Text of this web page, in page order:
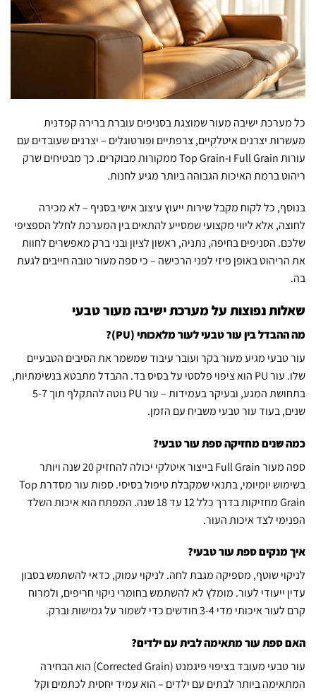
כל מערכת ישיבה מעור שמוצגת בסניפים עוברת ברירה קפדנית
מעשרות יצרנים איטלקיים, צרפתיים ופורטוגלים – יצרנים שעובדים עם
עורות Full Grain ו-Top Grain ממקורות מבוקרים. כך מבטיחים שרק
ריהוט ברמת האיכות הגבוהה ביותר מגיע לחנות.
בנוסף, כל לקוח מקבל שירות ייעוץ עיצוב אישי בסניף – לא מכירה
לחוצה, אלא ליווי מקצועי שמסייע להתאים בין המערכת לחלל הספציפי
שלכם. הסניפים בחיפה, נתניה, ראשון לציון ובני ברק מאפשרים לחוות
את הריהוט באופן פיזי לפני הרכישה – כי ספה מעור טובה חייבים לגעת
בה.
שאלות נפוצות על מערכת ישיבה מעור טבעי
מה ההבדל בין עור טבעי לעור מלאכותי (PU)?
עור טבעי מגיע מעור בקר ועובר עיבוד שמשמר את הסיבים הטבעיים
שלו. עור PU הוא ציפוי פלסטי על בסיס בד. ההבדל מתבטא בנשימתיות,
בתחושת המגע, ובעיקר בעמידות – עור PU נוטה להתקלף תוך 5-7
שנים, בעוד עור טבעי משביח עם הזמן.
כמה שנים מחזיקה ספת עור טבעי?
ספה מעור Full Grain בייצור איטלקי יכולה להחזיק 20 שנה ויותר
בשימוש יומיומי, בתנאי שמקבלת טיפול בסיסי. ספות עור מסדרת Top
Grain מחזיקות בדרך כלל 12 עד 18 שנה. המפתח הוא איכות השלד
הפנימי לצד איכות העור.
איך מנקים ספת עור טבעי?
לניקוי שוטף, מספיקה מגבת לחה. לניקוי עמוק, כדאי להשתמש בסבון
עדין ייעודי לעור. מומלץ לא להשתמש בחומרי ניקוי חריפים, ולמרוח
קרם לעור איכותי מדי 3-4 חודשים כדי לשמור על גמישות וברק.
האם ספת עור מתאימה לבית עם ילדים?
עור טבעי מעובד בציפוי פיגמנט (Corrected Grain) הוא הבחירה
המתאימה ביותר לבתים עם ילדים – הוא עמיד יחסית לכתמים וקל